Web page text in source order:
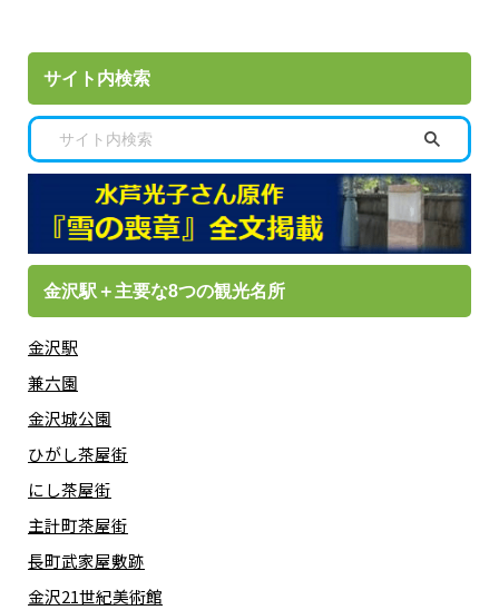
サイト内検索
金沢駅＋主要な8つの観光名所
金沢駅
兼六園
金沢城公園
ひがし茶屋街
にし茶屋街
主計町茶屋街
長町武家屋敷跡
金沢21世紀美術館